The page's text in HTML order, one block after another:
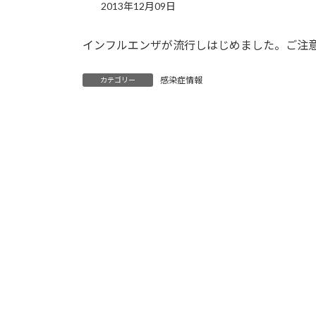
2013年12月09日
インフルエンザが流行しはじめました。ご注
カテゴリー 感染症情報